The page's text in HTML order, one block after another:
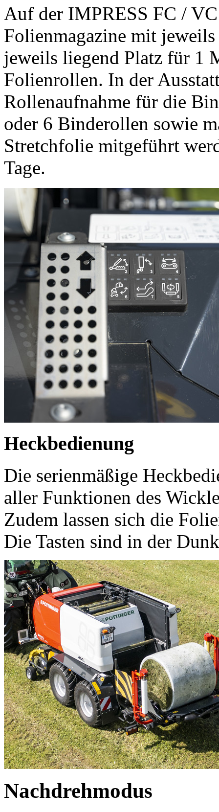
Auf der IMPRESS FC /
Folienmagazine mit
jeweils liegend Platz für 1
Folienrollen. In der
Rollenaufnahme für die
oder 6 Binderollen sowie
Stretchfolie mitgeführt
Tage.
Heckbedienung
Die serienmäßige
aller Funktionen des
Zudem lassen sich die
Die Tasten sind in der
Nachdrehmodus